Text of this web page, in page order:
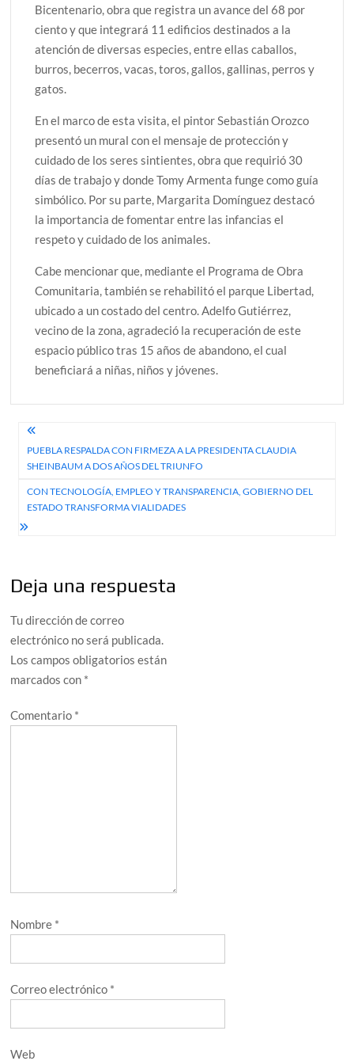
Bicentenario, obra que registra un avance del 68 por
ciento y que integrará 11 edificios destinados a la
atención de diversas especies, entre ellas caballos,
burros, becerros, vacas, toros, gallos, gallinas, perros y
gatos.
En el marco de esta visita, el pintor Sebastián Orozco
presentó un mural con el mensaje de protección y
cuidado de los seres sintientes, obra que requirió 30
días de trabajo y donde Tomy Armenta funge como guía
simbólico. Por su parte, Margarita Domínguez destacó
la importancia de fomentar entre las infancias el
respeto y cuidado de los animales.
Cabe mencionar que, mediante el Programa de Obra
Comunitaria, también se rehabilitó el parque Libertad,
ubicado a un costado del centro. Adelfo Gutiérrez,
vecino de la zona, agradeció la recuperación de este
espacio público tras 15 años de abandono, el cual
beneficiará a niñas, niños y jóvenes.
Navegación
de
entradas
PUEBLA RESPALDA CON FIRMEZA A LA PRESIDENTA CLAUDIA
SHEINBAUM A DOS AÑOS DEL TRIUNFO
CON TECNOLOGÍA, EMPLEO Y TRANSPARENCIA, GOBIERNO DEL
ESTADO TRANSFORMA VIALIDADES
Deja una respuesta
Tu dirección de correo
electrónico no será publicada.
Los campos obligatorios están
marcados con *
Comentario *
Nombre *
Correo electrónico *
Web